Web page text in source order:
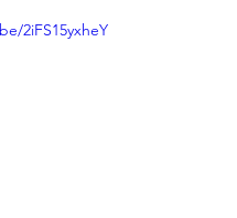
2iFS15yxheY